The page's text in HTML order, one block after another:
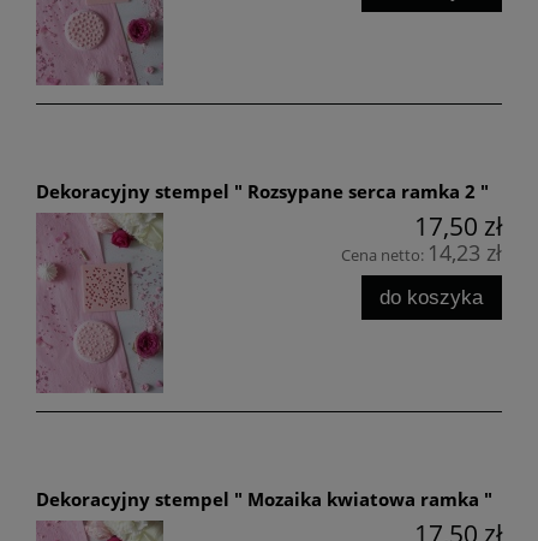
Dekoracyjny stempel " Rozsypane serca ramka 2 "
17,50 zł
Cena netto: 14,23 zł
do koszyka
Dekoracyjny stempel " Mozaika kwiatowa ramka "
17,50 zł